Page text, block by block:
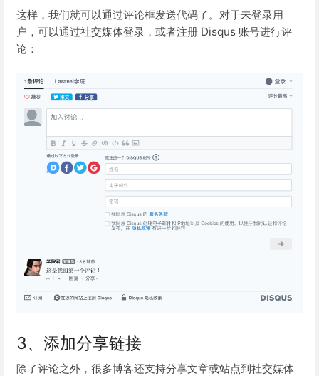
这样，我们就可以通过评论框发送代码了。对于未登录用
户，可以通过社交媒体登录，或者注册 Disqus 账号进行评
论：
3、添加分享链接
除了评论之外，很多博客还支持分享文章或站点到社交媒体